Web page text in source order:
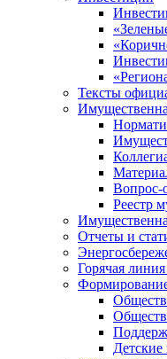
Тексты
Вопрос-
Реестр
Отчеты и
Горячая